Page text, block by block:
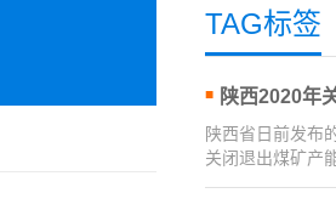
TAG标签
陕西2020年
陕西省日前发布
关闭退出煤矿产